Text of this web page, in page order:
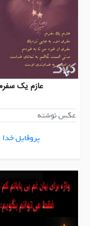
عازم یک
عکس نوشته
پروفایل خدا